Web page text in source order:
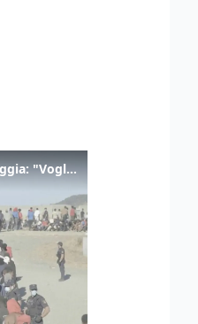
I migranti a Ceuta dormono sulla spiaggia: "Vogliamo entrare in Europa"